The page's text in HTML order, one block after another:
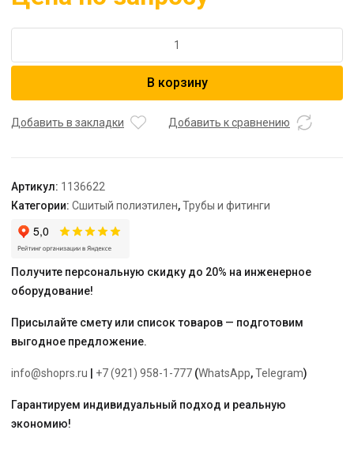
USYSTEMS
Pipe
отрезок
6
В корзину
Добавить в закладки Добавить к сравнению
Артикул: 1136622
Категории: Сшитый полиэтилен,Трубы и фитинги
Получите персональную скидку до 20% на инженерное
оборудование!
Присылайте смету или список товаров — подготовим
выгодное предложение.
info@shoprs.ru +7 (921) 958-1-777 (WhatsApp,Telegram)
Гарантируем индивидуальный подход и реальную
экономию!